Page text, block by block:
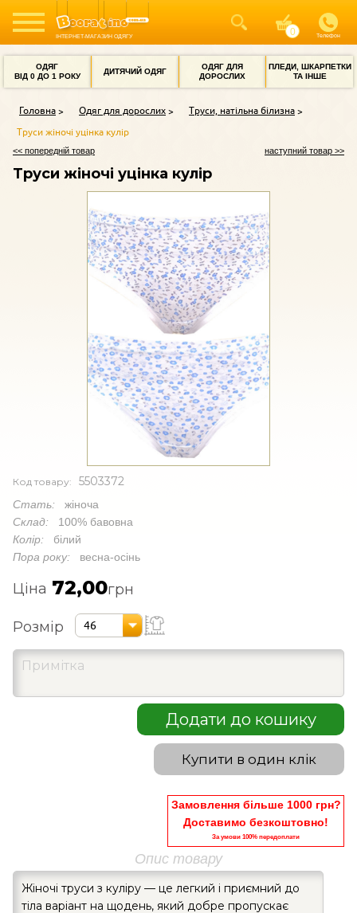
ІНТЕРНЕТ-МАГАЗИН ОДЯГУ Телефон
ОДЯГ
ВІД 0 ДО 1 РОКУ
ДИТЯЧИЙ ОДЯГ
ОДЯГ ДЛЯ
ДОРОСЛИХ
ПЛЕДИ, ШКАРПЕТКИ
ТА ІНШЕ
Головна Одяг для дорослих
Труси, натільна білизна
Труси жіночі уцінка кулір
<< попередній товар наступний товар >>
Труси жіночі уцінка кулір
Код товару: 5503372
Стать: жіноча
Склад: 100% бавовна
Колір: білий
Пора року: весна-осінь
Ціна 72,00грн
Розмір 46
Додати до кошику
Купити в один клік
Замовлення більше 1000 грн?
Доставимо безкоштовно!
За умови 100% передоплати
Опис товару
Жіночі труси з куліру — це легкий і приємний до
тіла варіант на щодень, який добре пропускає